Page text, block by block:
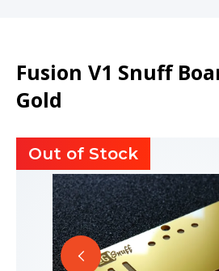
Fusion V1 Snuff
Gold
Out of Stock